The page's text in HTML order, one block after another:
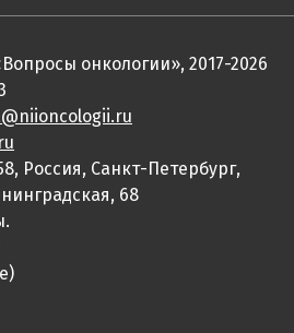
онкологии», 2017-2026
Россия, Санкт-Петербург,
68